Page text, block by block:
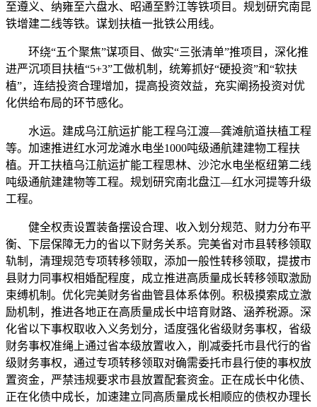
至遵义、纳雍至六盘水、昭通至黔江等铁项目。规划研究南昆
铁增建二线等铁。谋划扶植一批铁公用线。
环绕“五个聚焦”谋项目、做实“三张清单”推项目，深化推
进严沉项目扶植“5+3”工做机制，统筹抓好“硬投资”和“软扶
植”，连结投资合理增加，提高投资效益，充实阐扬投资对优
化供给布局的环节感化。
水运。建成乌江航运扩能工程乌江渡—龚滩航道扶植工程
等。加速推进红水河龙滩水电坐1000吨级通航建建物工程扶
植。开工扶植乌江航运扩能工程思林、沙沱水电坐枢纽第二线
吨级通航建建物等工程。规划研究南北盘江—红水河提等升级
工程。
健全权责设置装备摆设合理、收入划分规范、财力分布平
衡、下层保障无力的省以下财务关系。完美省对市县转移领取
轨制，清理规范专项转移领取，添加一般性转移领取，提拔市
县财力同事权相婚配程度，成立推进高质量成长转移领取激励
束缚机制。优化完美财务省曲管县体系体例。积极摸索成立激
励机制，推进各地正在高质量成长中培育财路、涵养税源。深
化省以下事权取收入义务划分，适度强化省级财务事权，省级
财务事权准绳上通过省本级放置收入，削减委托市县代行的省
级财务事权，通过专项转移领取对确需委托市县行使的事权放
置资金，严禁违规要求市县放置配套资金。正在成长中化债、
正在化债中成长，加速建立同高质量成长相顺应的债权办理长